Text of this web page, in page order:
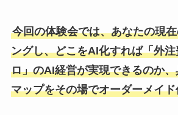
今回の体験会では、あなたの現
ングし、どこをAI化すれば「外
ロ」のAI経営が実現できるのか
マップをその場でオーダーメイ